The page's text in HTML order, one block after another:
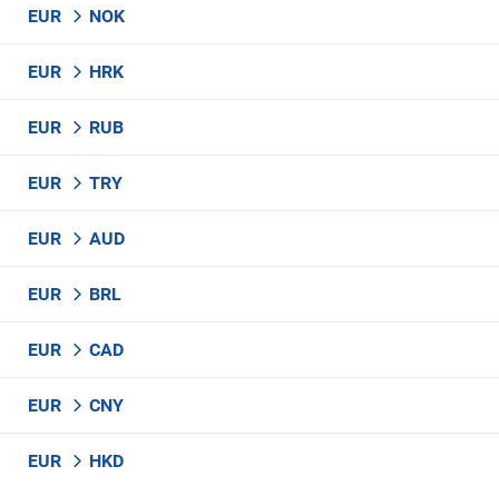
EUR NOK
EUR HRK
EUR RUB
EUR TRY
EUR AUD
EUR BRL
EUR CAD
EUR CNY
EUR HKD